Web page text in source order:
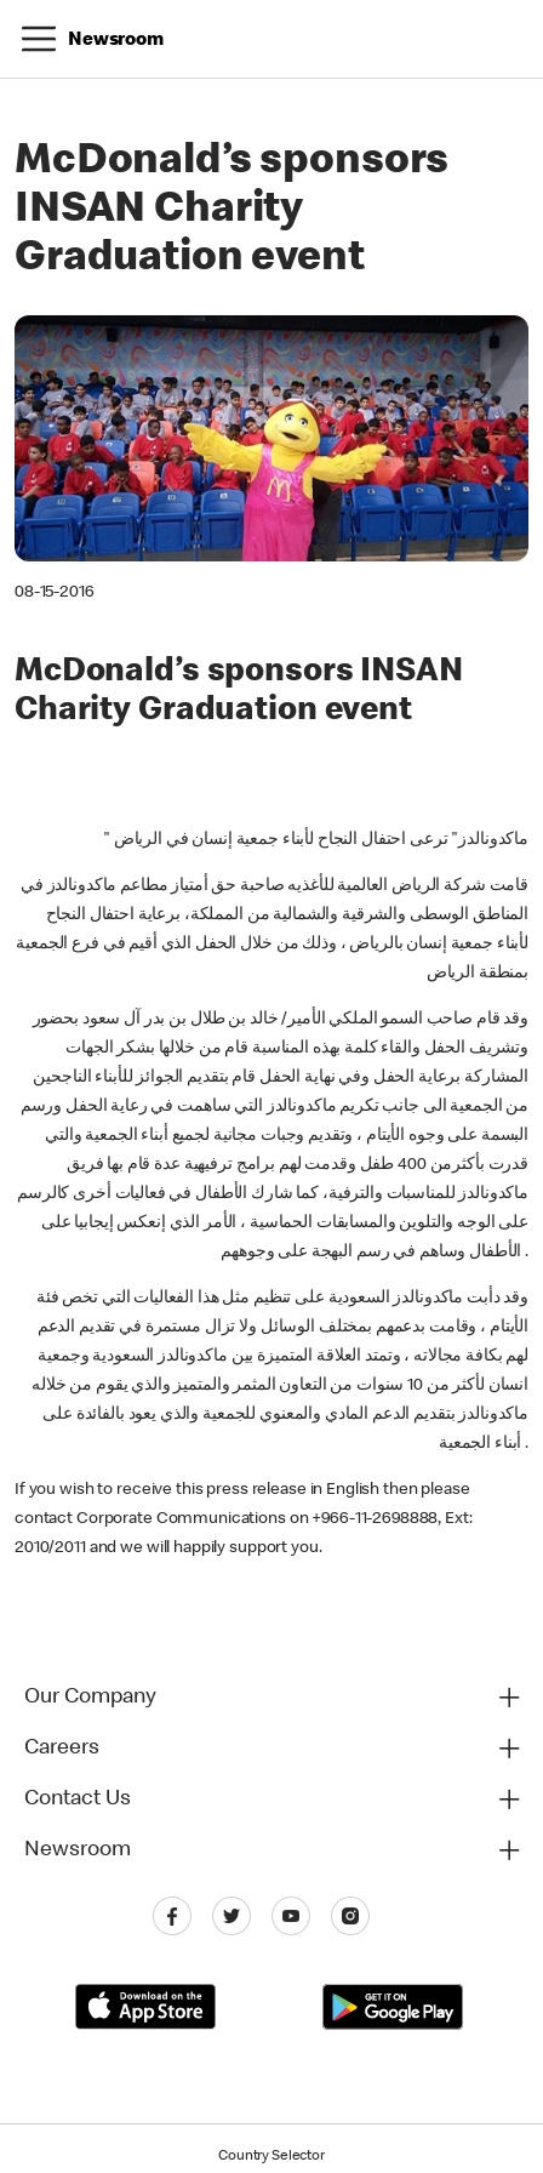
Newsroom
McDonald’s sponsors
INSAN Charity
Graduation event
08-15-2016
McDonald’s sponsors INSAN
Charity Graduation event
" ماكدونالدز" ترعى احتفال النجاح لأبناء جمعية إنسان في الرياض
قامت شركة الرياض العالمية للأغذيه صاحبة حق أمتياز مطاعم ماكدونالدز في
المناطق الوسطى والشرقية والشمالية من المملكة، برعاية احتفال النجاح
لأبناء جمعية إنسان بالرياض ، وذلك من خلال الحفل الذي أقيم في فرع الجمعية
بمنطقة الرياض
وقد قام صاحب السمو الملكي الأمير/ خالد بن طلال بن بدر آل سعود بحضور
وتشريف الحفل والقاء كلمة بهذه المناسبة قام من خلالها بشكر الجهات
المشاركة برعاية الحفل وفي نهاية الحفل قام بتقديم الجوائز للأبناء الناجحين
من الجمعية الى جانب تكريم ماكدونالدز التي ساهمت في رعاية الحفل ورسم
البسمة على وجوه الأيتام ، وتقديم وجبات مجانية لجميع أبناء الجمعية والتي
قدرت بأكثرمن 400 طفل وقدمت لهم برامج ترفيهية عدة قام بها فريق
ماكدونالدز للمناسبات والترفية، كما شارك الأطفال في فعاليات أخرى كالرسم
على الوجه والتلوين والمسابقات الحماسية ، الأمر الذي إنعكس إيجابيا على
الأطفال وساهم في رسم البهجة على وجوههم .
وقد دأبت ماكدونالدز السعودية على تنظيم مثل هذا الفعاليات التي تخص فئة
الأيتام ، وقامت بدعمهم بمختلف الوسائل ولا تزال مستمرة في تقديم الدعم
لهم بكافة مجالاته ، وتمتد العلاقة المتميزة بين ماكدونالدز السعودية وجمعية
انسان لأكثر من 10 سنوات من التعاون المثمر والمتميز والذي يقوم من خلاله
ماكدونالدز بتقديم الدعم المادي والمعنوي للجمعية والذي يعود بالفائدة على
أبناء الجمعية .
If you wish to receive this press release in English then please
contact Corporate Communications on +966-11-2698888, Ext:
2010/2011 and we will happily support you.
Our Company
Careers
Contact Us
Newsroom
Country Selector